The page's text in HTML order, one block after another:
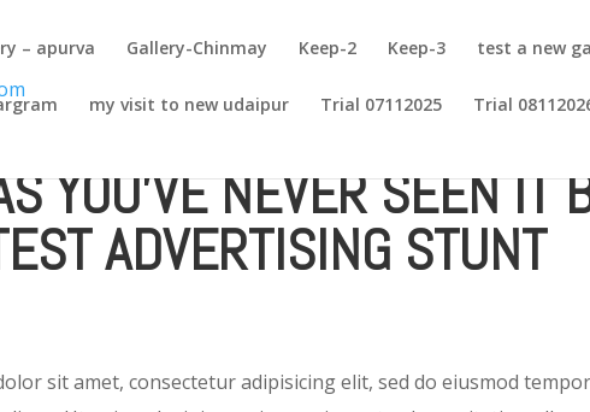
– apurva Gallery-Chinmay Keep-2 Keep-3 test a new
my visit to new udaipur Trial 07112025 Trial
YOU’VE NEVER SEEN IT
ADVERTISING STUNT
sit amet, consectetur adipisicing elit, sed do eiusmod